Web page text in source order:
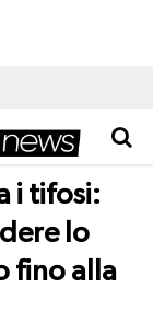
i tifosi:
lo
fino alla